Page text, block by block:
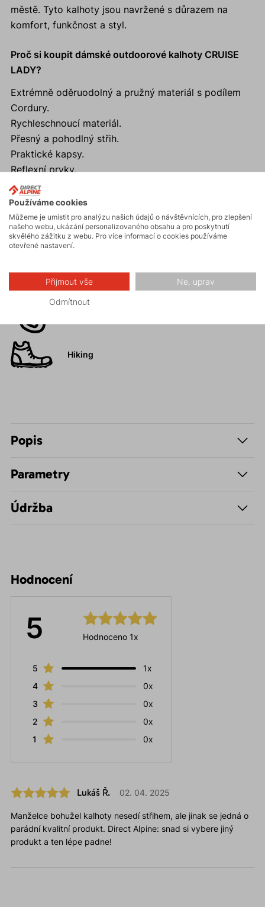
městě. Tyto kalhoty jsou navržené s důrazem na
komfort, funkčnost a styl.
Proč si koupit dámské outdoorové kalhoty CRUISE
LADY?
Extrémně oděruodolný a pružný materiál s podílem
Cordury.
Rychleschnoucí materiál.
Přesný a pohodlný střih.
Praktické kapsy.
Reflexní prvky.
Aktivity
Skalní lezení a
Hiking
Popis
Parametry
Údržba
Hodnocení
5 Hodnoceno 1x
5
1x
4
0x
3
0x
2
0x
1
0x
Lukáš Ř. 02. 04. 2025
Manželce bohužel kalhoty nesedí střihem, ale jinak se jedná o
parádní kvalitní produkt. Direct Alpine: snad si vybere jiný
produkt a ten lépe padne!
Používáme cookies
Můžeme je umístit pro analýzu našich údajů o návštěvnících, pro zlepšení
našeho webu, ukázání personalizovaného obsahu a pro poskytnutí
skvělého zážitku z webu. Pro více informací o cookies používáme
otevřené nastavení.
Přijmout vše Ne, uprav
Odmítnout